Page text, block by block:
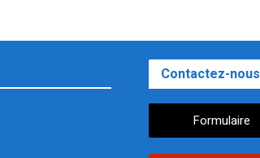
Contactez-nous
Formulaire